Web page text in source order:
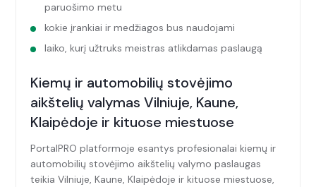
paruošimo metu
kokie įrankiai ir medžiagos bus naudojami
laiko, kurį užtruks meistras atlikdamas paslaugą
Kiemų ir automobilių stovėjimo
aikštelių valymas Vilniuje, Kaune,
Klaipėdoje ir kituose miestuose
PortalPRO platformoje esantys profesionalai kiemų ir
automobilių stovėjimo aikštelių valymo paslaugas
teikia Vilniuje, Kaune, Klaipėdoje ir kituose miestuose,